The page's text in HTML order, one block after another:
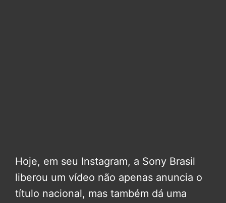
Hoje, em seu Instagram, a Sony Brasil
liberou um vídeo não apenas anuncia o
título nacional, mas também dá uma